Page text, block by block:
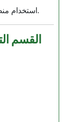
استخدام منظفات تحتوي على كلور أو أحماض قوية.
القسم